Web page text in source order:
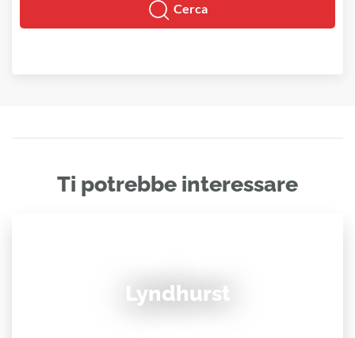
Cerca
Ti potrebbe interessare
Lyndhurst